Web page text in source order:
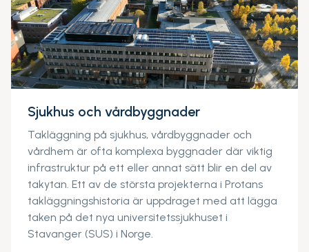
Sjukhus och vårdbyggnader
Takläggning på sjukhus, vårdbyggnader och
vårdhem är ofta komplexa byggnader där viktig
infrastruktur på ett eller annat sätt blir en del av
takytan. Ett av de största projekterna i Protans
takläggningshistoria är uppdraget med att lägga
taken på det nya universitetssjukhuset i
Stavanger (SUS) i Norge.